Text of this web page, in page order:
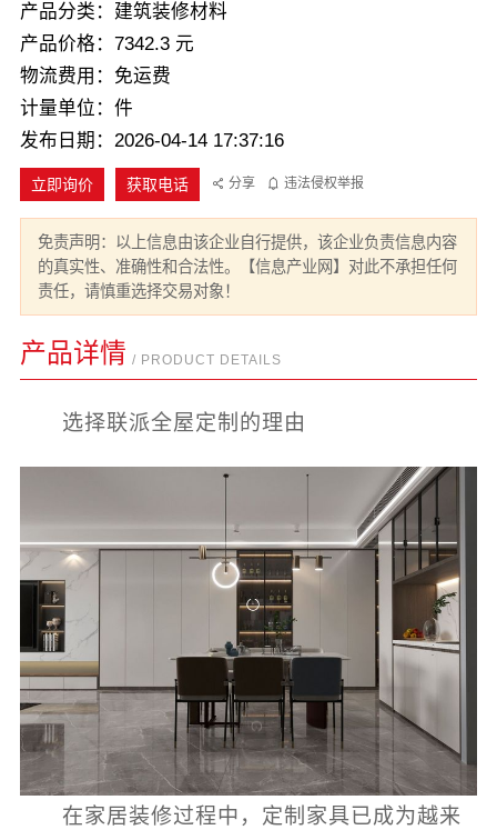
产品分类：建筑装修材料
产品价格：7342.3 元
物流费用：免运费
计量单位：件
发布日期：2026-04-14 17:37:16
立即询价 获取电话 分享 违法侵权举报
免责声明：以上信息由该企业自行提供，该企业负责信息内容
的真实性、准确性和合法性。【信息产业网】对此不承担任何
责任，请慎重选择交易对象！
产品详情 / PRODUCT DETAILS
选择联派全屋定制的理由
在家居装修过程中，定制家具已成为越来